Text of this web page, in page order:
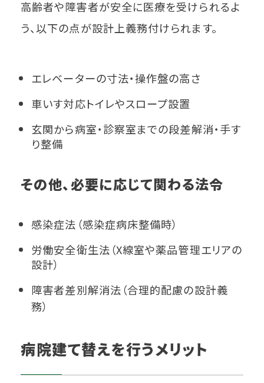
高齢者や障害者が安全に医療を受けられるよ
う、以下の点が設計上義務付けられます。
エレベーターの寸法・操作盤の高さ
車いす対応トイレやスロープ設置
玄関から病室・診察室までの段差解消・手す
り整備
その他、必要に応じて関わる法令
感染症法（感染症病床整備時）
労働安全衛生法（X線室や薬品管理エリアの
設計）
障害者差別解消法（合理的配慮の設計義
務）
病院建て替えを行うメリット